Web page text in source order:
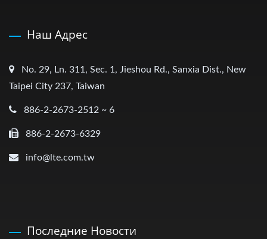
Наш Адрес
No. 29, Ln. 311, Sec. 1, Jieshou Rd., Sanxia Dist., New
Taipei City 237, Taiwan
886-2-2673-2512 ~ 6
886-2-2673-6329
info@lte.com.tw
Последние Новости